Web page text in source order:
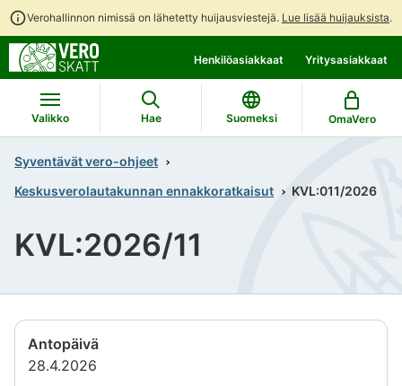
Verohallinnon nimissä on lähetetty huijausviestejä. Lue lisää huijauksista.
suoraan
sisältöön
koko
sivuston
hakuun
Henkilöasiakkaat Yritysasiakkaat
Valikko Hae Suomeksi OmaVero
Syventävät vero-ohjeet
Keskusverolautakunnan ennakkoratkaisut
KVL:011/2026
KVL:2026/11
Antopäivä
28.4.2026